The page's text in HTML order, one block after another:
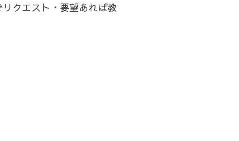
クエスト・要望あれば教